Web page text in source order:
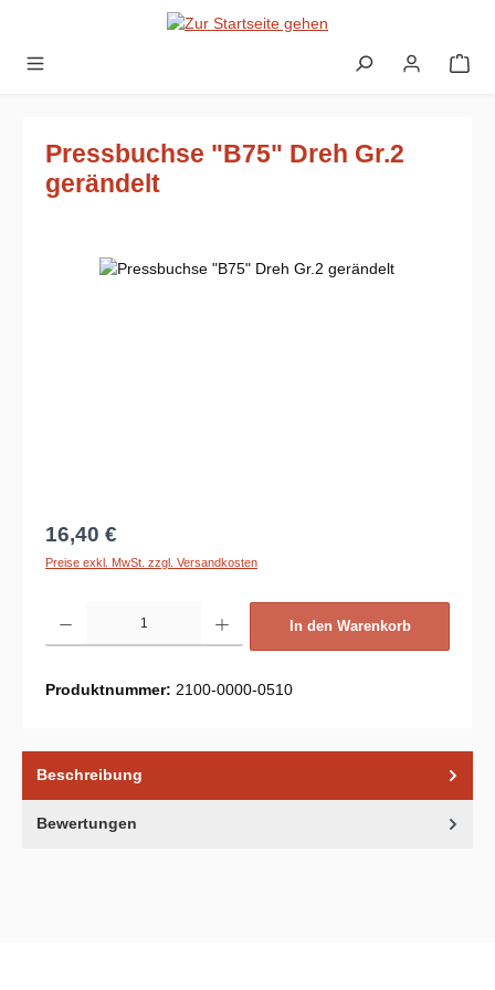
Zum Hauptinhalt springen
Pressbuchse "B75" Dreh Gr.2
gerändelt
Bildergalerie überspringen
Regulärer Preis:
16,40 €
Preise exkl. MwSt. zzgl. Versandkosten
In den Warenkorb
Produktnummer: 2100-0000-0510
Beschreibung
Bewertungen